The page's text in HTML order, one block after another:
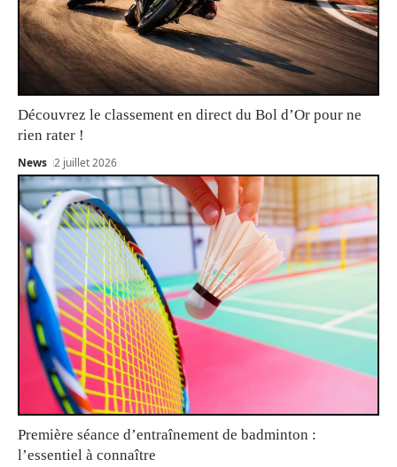
Découvrez le classement en direct du Bol d’Or pour ne
rien rater !
News 2 juillet 2026
Première séance d’entraînement de badminton :
l’essentiel à connaître